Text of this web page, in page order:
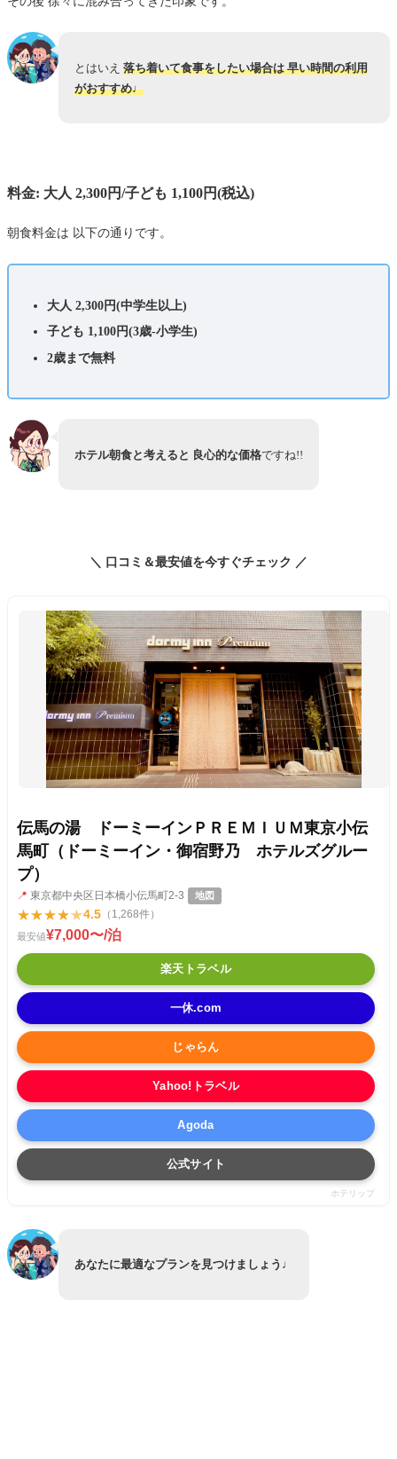
とはいえ 落ち着いて食事をしたい場合は 早い時間の利用
がおすすめ♩
料金: 大人 2,300円/子ども 1,100円(税込)
朝食料金は 以下の通りです。
大人 2,300円(中学生以上)
子ども 1,100円(3歳-小学生)
2歳まで無料
ホテル朝食と考えると 良心的な価格ですね!!
＼ 口コミ＆最安値を今すぐチェック ／
伝馬の湯 ドーミーインＰＲＥＭＩＵＭ東京小伝
馬町（ドーミーイン・御宿野乃 ホテルズグルー
プ）
📍 東京都中央区日本橋小伝馬町2-3 地図
★★★★★4.5 （1,268件）
最安値¥7,000〜/泊
楽天トラベル
一休.com
じゃらん
Yahoo!トラベル
Agoda
公式サイト
ホテリップ
あなたに最適なプランを見つけましょう♩